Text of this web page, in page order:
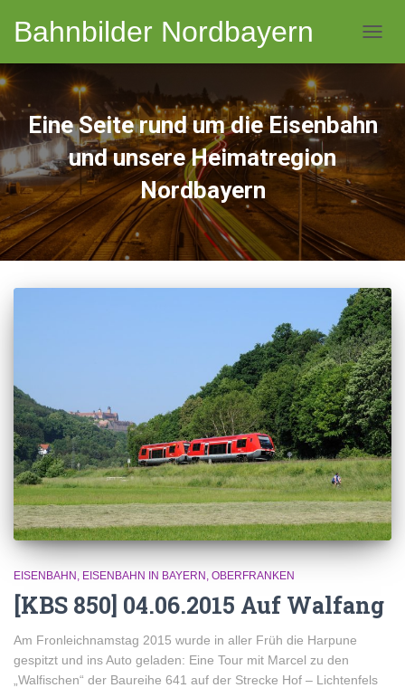
Bahnbilder Nordbayern
Eine Seite rund um die Eisenbahn
und unsere Heimatregion
Nordbayern
EISENBAHN EISENBAHN IN BAYERN OBERFRANKEN
[KBS 850] 04.06.2015 Auf Walfang
Am Fronleichnamstag 2015 wurde in aller Früh die Harpune
gespitzt und ins Auto geladen: Eine Tour mit Marcel zu den
„Walfischen“ der Baureihe 641 auf der Strecke Hof – Lichtenfels